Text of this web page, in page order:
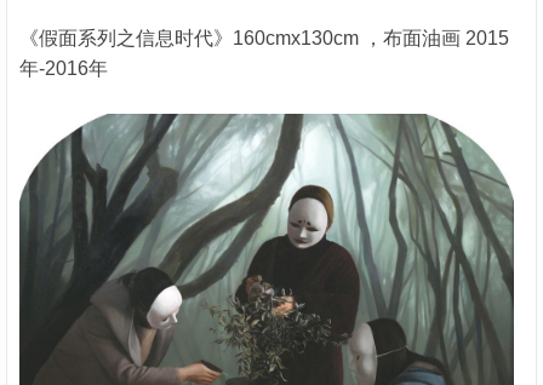
《假面系列之信息时代》160cmx130cm ，布面油画 2015
年-2016年